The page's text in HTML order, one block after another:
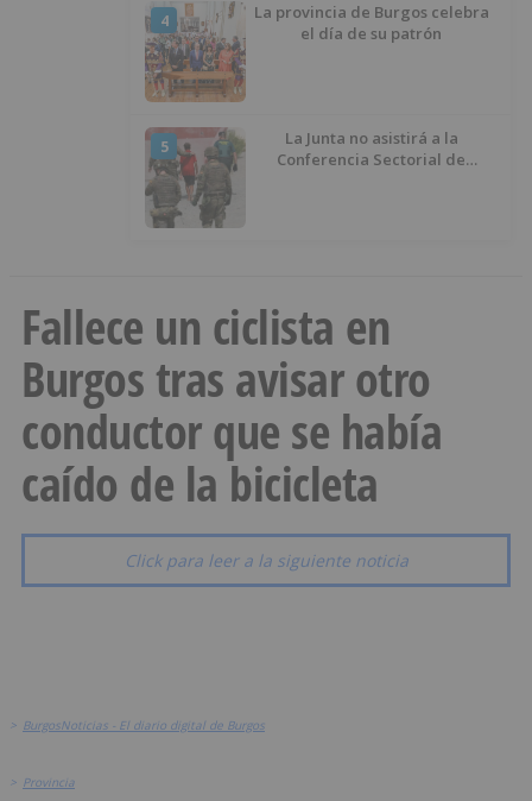
4
La provincia de Burgos celebra
el día de su patrón
5
La Junta no asistirá a la
Conferencia Sectorial de
Fallece un ciclista en
Burgos tras avisar otro
conductor que se había
caído de la bicicleta
Click para leer a la siguiente noticia
> BurgosNoticias - El diario digital de Burgos
> Provincia